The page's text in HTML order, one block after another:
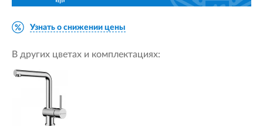
Узнать о снижении цены
В других цветах и комплектациях: